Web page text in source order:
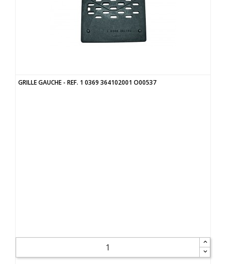
GRILLE GAUCHE - REF. 1 0369 364102001 O00537